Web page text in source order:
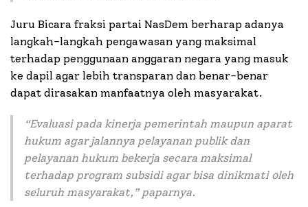
Juru Bicara fraksi partai NasDem berharap adanya
langkah-langkah pengawasan yang maksimal
terhadap penggunaan anggaran negara yang masuk
ke dapil agar lebih transparan dan benar-benar
dapat dirasakan manfaatnya oleh masyarakat.
“Evaluasi pada kinerja pemerintah maupun aparat
hukum agar jalannya pelayanan publik dan
pelayanan hukum bekerja secara maksimal
terhadap program subsidi agar bisa dinikmati oleh
seluruh masyarakat,” paparnya.